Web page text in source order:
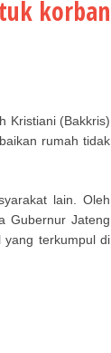
korban
Kristiani (Bakkris)
rumah tidak
lain. Oleh
Gubernur Jateng
yang terkumpul di